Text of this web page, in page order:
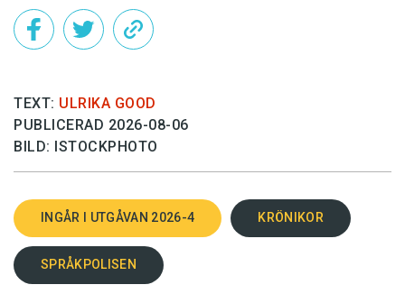
TEXT: ULRIKA GOOD
PUBLICERAD 2026-08-06
BILD: ISTOCKPHOTO
INGÅR I UTGÅVAN 2026-4 KRÖNIKOR
SPRÅKPOLISEN